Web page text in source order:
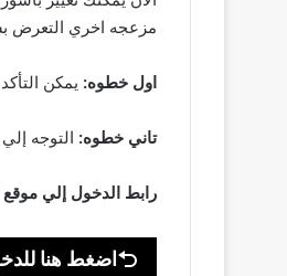
مزعجه اخري التعرض
اول خطوه: يمكن
تاني خطوه: التوجه إلي جوجل
رابط الدخول إلي موقع 192.168.1.1 بشكل مباشر
اضغط هنا